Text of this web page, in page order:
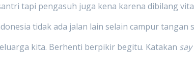
tapi pengasuh juga kena karena dibilang
tidak ada jalan lain selain campur tangan
kita. Berhenti berpikir begitu. Katakan